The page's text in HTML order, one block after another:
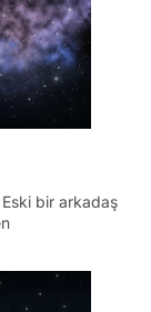
bir arkadaş